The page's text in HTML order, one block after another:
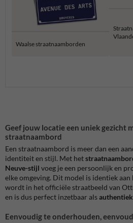
Waalse straatnaamborden
Geef jouw locatie een uniek gezicht
straatnaambord
Een straatnaambord is meer dan een
identiteit en stijl. Met het
Neuve-stijl voeg je een persoonlijk en
elke omgeving. Dit model is identiek
wordt in het officiële straatbeeld van
en is dus perfect inzetbaar als
Eenvoudig te onderhouden,